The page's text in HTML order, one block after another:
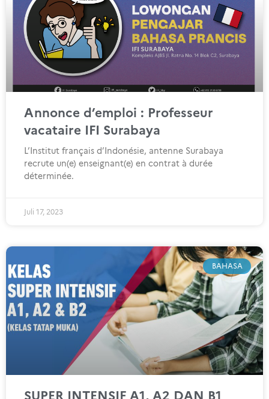
Annonce d’emploi : Professeur
vacataire IFI Surabaya
L’Institut français d’Indonésie, antenne Surabaya
recrute un(e) enseignant(e) en contrat à durée
déterminée.
Juli 17, 2023
BAHASA